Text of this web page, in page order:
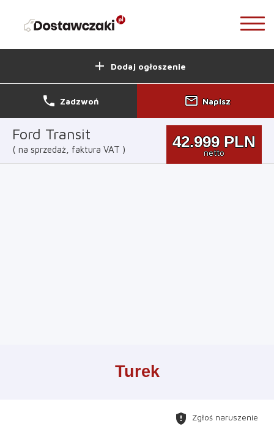
add Dodaj ogłoszenie
Ford Transit
na sprzedaż, faktura VAT 42.999 PLN
netto
Turek
gpp_maybe Zgłoś naruszenie
phone Zadzwoń mail_outline Napisz